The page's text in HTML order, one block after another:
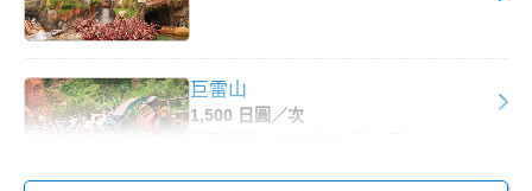
巨雷山
1,500 日圓／次